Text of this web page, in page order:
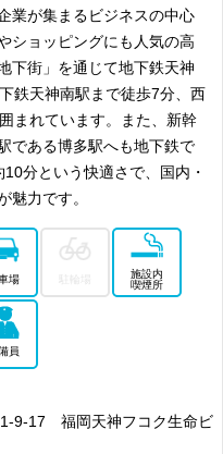
業が集まるビジネスの中心
ショッピングにも人気の高
下街」を通じて地下鉄天神
鉄天神南駅まで徒歩7分、西
まれています。また、新幹
である博多駅へも地下鉄で
分という快適さで、国内・
魅力です。
場
施設内
喫煙所
員
9-17 福岡天神フコク生命ビ